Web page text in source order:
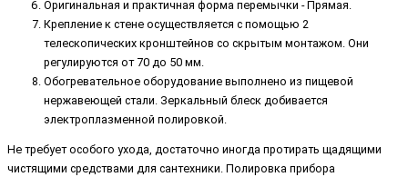
Оригинальная и практичная форма перемычки - Прямая.
Крепление к стене осуществляется с помощью 2
телескопических кронштейнов со скрытым монтажом. Они
регулируются от 70 до 50 мм.
Обогревательное оборудование выполнено из пищевой
нержавеющей стали. Зеркальный блеск добивается
электроплазменной полировкой.
Не требует особого ухода, достаточно иногда протирать щадящими
чистящими средствами для сантехники. Полировка прибора